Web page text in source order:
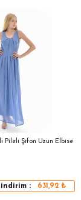
Pileli Şifon Uzun Elbise
indirim : 631,92₺